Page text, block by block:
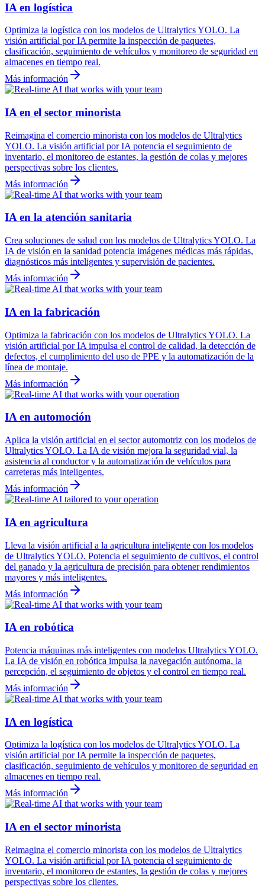
IA en logística
Optimiza la logística con los modelos de Ultralytics YOLO. La
visión artificial por IA permite la inspección de paquetes,
clasificación, seguimiento de vehículos y monitoreo de seguridad en
almacenes en tiempo real.
Más información
IA en el sector minorista
Reimagina el comercio minorista con los modelos de Ultralytics
YOLO. La visión artificial por IA potencia el seguimiento de
inventario, el monitoreo de estantes, la gestión de colas y mejores
perspectivas sobre los clientes.
Más información
IA en la atención sanitaria
Crea soluciones de salud con los modelos de Ultralytics YOLO. La
IA de visión en la sanidad potencia imágenes médicas más rápidas,
diagnósticos más inteligentes y supervisión de pacientes.
Más información
IA en la fabricación
Optimiza la fabricación con los modelos de Ultralytics YOLO. La
visión artificial por IA impulsa el control de calidad, la detección de
defectos, el cumplimiento del uso de PPE y la automatización de la
línea de montaje.
Más información
IA en automoción
Aplica la visión artificial en el sector automotriz con los modelos de
Ultralytics YOLO. La IA de visión mejora la seguridad vial, la
asistencia al conductor y la automatización de vehículos para
carreteras más inteligentes.
Más información
IA en agricultura
Lleva la visión artificial a la agricultura inteligente con los modelos
de Ultralytics YOLO. Potencia el seguimiento de cultivos, el control
del ganado y la agricultura de precisión para obtener rendimientos
mayores y más inteligentes.
Más información
IA en robótica
Potencia máquinas más inteligentes con modelos Ultralytics YOLO.
La IA de visión en robótica impulsa la navegación autónoma, la
percepción, el seguimiento de objetos y el control en tiempo real.
Más información
IA en logística
Optimiza la logística con los modelos de Ultralytics YOLO. La
visión artificial por IA permite la inspección de paquetes,
clasificación, seguimiento de vehículos y monitoreo de seguridad en
almacenes en tiempo real.
Más información
IA en el sector minorista
Reimagina el comercio minorista con los modelos de Ultralytics
YOLO. La visión artificial por IA potencia el seguimiento de
inventario, el monitoreo de estantes, la gestión de colas y mejores
perspectivas sobre los clientes.